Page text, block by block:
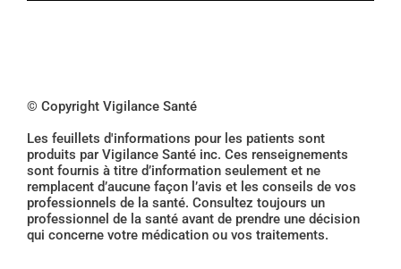
© Copyright Vigilance Santé
Les feuillets d'informations pour les patients sont
produits par Vigilance Santé inc. Ces renseignements
sont fournis à titre d’information seulement et ne
remplacent d’aucune façon l’avis et les conseils de vos
professionnels de la santé. Consultez toujours un
professionnel de la santé avant de prendre une décision
qui concerne votre médication ou vos traitements.